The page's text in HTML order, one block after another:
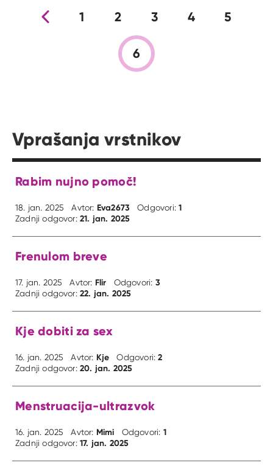
Prejšnja stran
1 2 3 4 5
6
Vprašanja vrstnikov
Rabim nujno pomoč!
18. jan. 2025 Avtor: Eva2673 Odgovori:1
Zadnji odgovor:21. jan. 2025
Frenulom breve
17. jan. 2025 Avtor: Flir Odgovori: 3
Zadnji odgovor:22. jan. 2025
Kje dobiti za sex
16. jan. 2025 Avtor: Kje Odgovori:2
Zadnji odgovor:20. jan. 2025
Menstruacija-ultrazvok
16. jan. 2025 Avtor: Mimi Odgovori: 1
Zadnji odgovor:17. jan. 2025